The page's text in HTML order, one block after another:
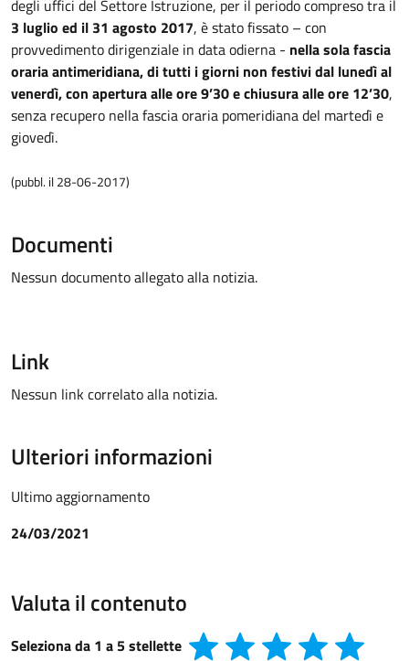
degli uffici del Settore Istruzione, per il periodo compreso tra il
3 luglio ed il 31 agosto 2017, è stato fissato – con
provvedimento dirigenziale in data odierna - nella sola fascia
oraria antimeridiana, di tutti i giorni non festivi dal lunedì al
venerdì, con apertura alle ore 9’30 e chiusura alle ore 12’30,
senza recupero nella fascia oraria pomeridiana del martedì e
giovedì.
(pubbl. il 28-06-2017)
Documenti
Nessun documento allegato alla notizia.
Link
Nessun link correlato alla notizia.
Ulteriori informazioni
Ultimo aggiornamento
24/03/2021
Valuta il contenuto
Seleziona da 1 a 5 stellette